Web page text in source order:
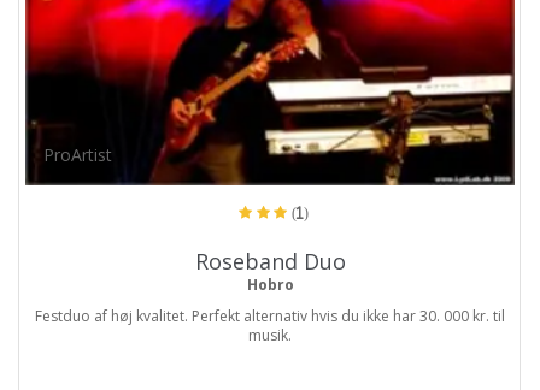
ProArtist
(1)
Roseband Duo
Hobro
Festduo af høj kvalitet. Perfekt alternativ hvis du ikke har 30. 000 kr. til
musik.